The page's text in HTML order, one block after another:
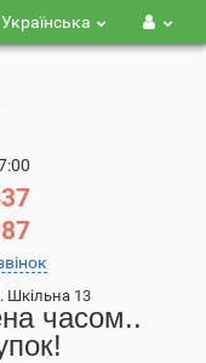
Українська
Шкільна 13
часом..